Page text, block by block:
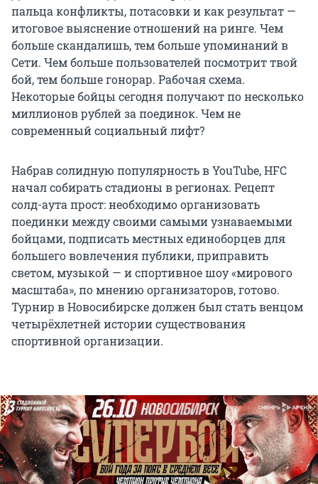
пальца конфликты, потасовки и как результат —
итоговое выяснение отношений на ринге. Чем
больше скандалишь, тем больше упоминаний в
Сети. Чем больше пользователей посмотрит твой
бой, тем больше гонорар. Рабочая схема.
Некоторые бойцы сегодня получают по несколько
миллионов рублей за поединок. Чем не
современный социальный лифт?
Набрав солидную популярность в YouTube, HFC
начал собирать стадионы в регионах. Рецепт
солд-аута прост: необходимо организовать
поединки между своими самыми узнаваемыми
бойцами, подписать местных единоборцев для
большего вовлечения публики, приправить
светом, музыкой — и спортивное шоу «мирового
масштаба», по мнению организаторов, готово.
Турнир в Новосибирске должен был стать венцом
четырёхлетней истории существования
спортивной организации.